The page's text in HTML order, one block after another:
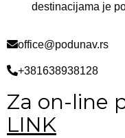
destinacijama je
office@podunav.rs
+381638938128
Za on-line
LINK